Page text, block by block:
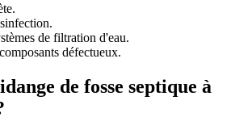
de filtration d'eau.
défectueux.
de fosse septique à